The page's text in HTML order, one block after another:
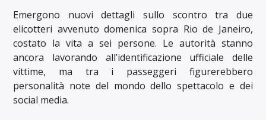
Emergono nuovi dettagli sullo scontro tra due
elicotteri avvenuto domenica sopra Rio de Janeiro,
costato la vita a sei persone. Le autorità stanno
ancora lavorando all’identificazione ufficiale delle
vittime, ma tra i passeggeri figurerebbero
personalità note del mondo dello spettacolo e dei
social media.